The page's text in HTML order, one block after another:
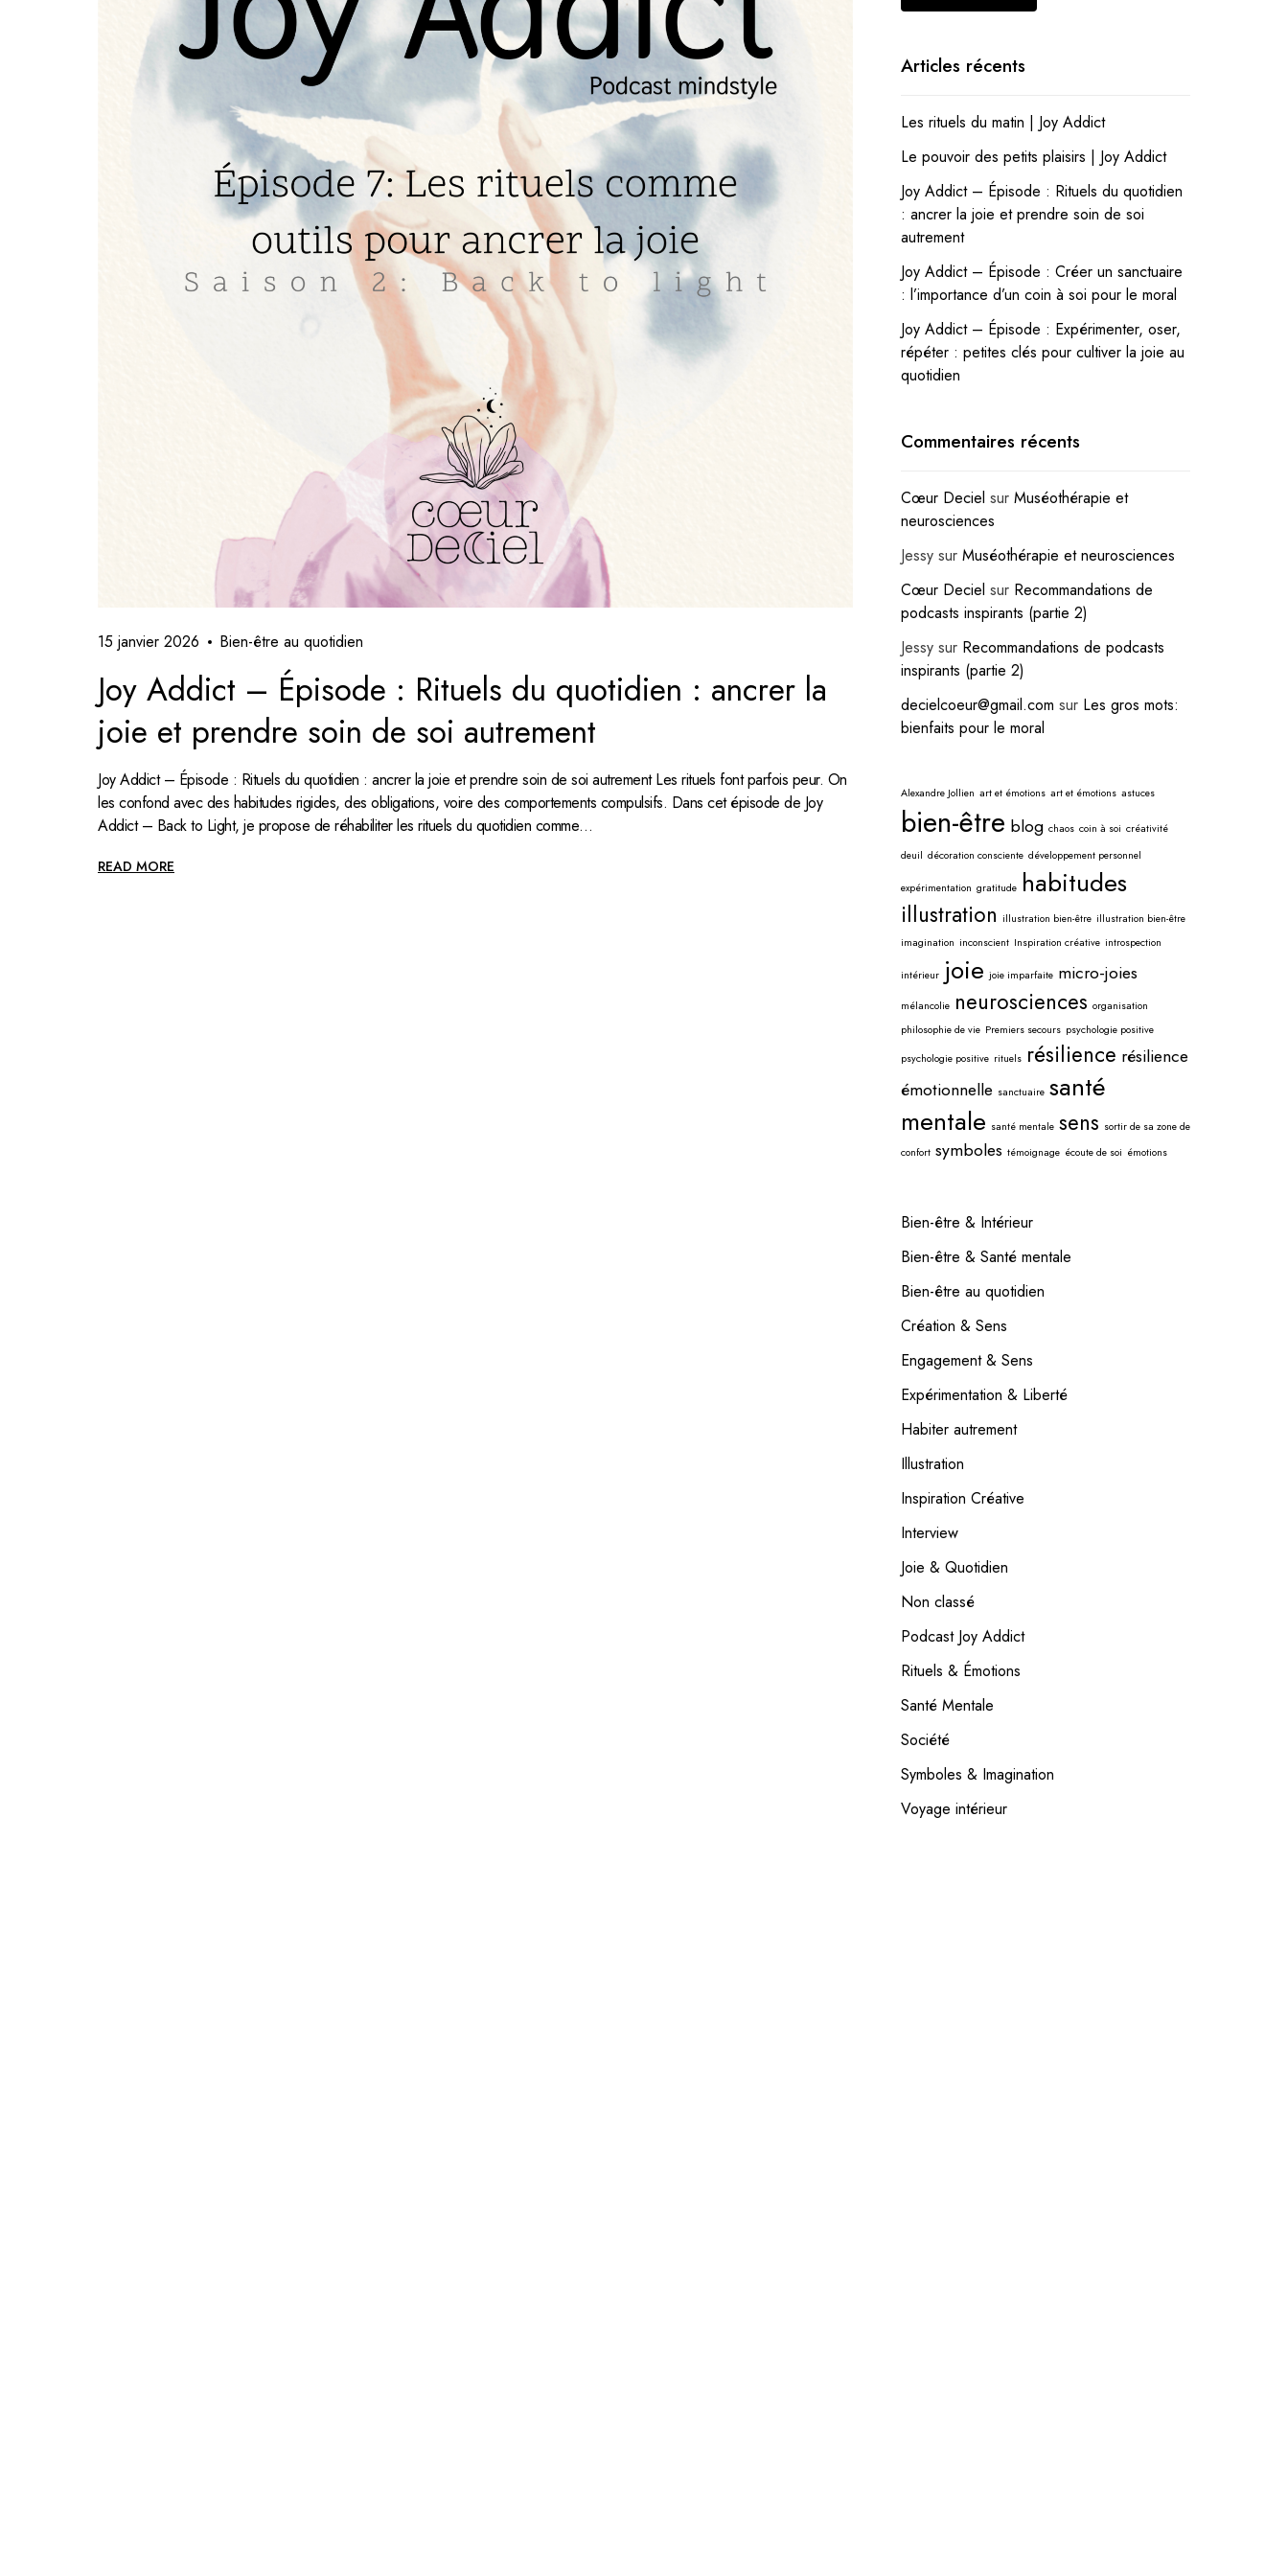
15 janvier 2026 Bien-être au quotidien
Joy Addict – Épisode : Rituels du quotidien : ancrer la
joie et prendre soin de soi autrement
Joy Addict – Épisode : Rituels du quotidien : ancrer la joie et prendre soin de soi autrement Les rituels font parfois peur. On
les confond avec des habitudes rigides, des obligations, voire des comportements compulsifs. Dans cet épisode de Joy
Addict – Back to Light, je propose de réhabiliter les rituels du quotidien comme…
READ MORE
Articles récents
Les rituels du matin | Joy Addict
Le pouvoir des petits plaisirs | Joy Addict
Joy Addict – Épisode : Rituels du quotidien
: ancrer la joie et prendre soin de soi
autrement
Joy Addict – Épisode : Créer un sanctuaire
: l’importance d’un coin à soi pour le moral
Joy Addict – Épisode : Expérimenter, oser,
répéter : petites clés pour cultiver la joie au
quotidien
Commentaires récents
Cœur Deciel sur Muséothérapie et
neurosciences
Jessy sur Muséothérapie et neurosciences
Cœur Deciel sur Recommandations de
podcasts inspirants (partie 2)
Jessy sur Recommandations de podcasts
inspirants (partie 2)
decielcoeur@gmail.com sur Les gros mots:
bienfaits pour le moral
Alexandre Jollien art et émotions art et émotions astuces
bien-être blog chaos coin à soi créativité
deuil décoration consciente développement personnel
expérimentation gratitude habitudes
illustration illustration bien-être illustration bien-être
imagination inconscient Inspiration créative introspection
intérieur joie joie imparfaite micro-joies
mélancolie neurosciences organisation
philosophie de vie Premiers secours psychologie positive
psychologie positive rituels résilience résilience
émotionnelle sanctuaire santé
mentale santé mentale sens sortir de sa zone de
confort symboles témoignage écoute de soi émotions
Bien-être & Intérieur
Bien-être & Santé mentale
Bien-être au quotidien
Création & Sens
Engagement & Sens
Expérimentation & Liberté
Habiter autrement
Illustration
Inspiration Créative
Interview
Joie & Quotidien
Non classé
Podcast Joy Addict
Rituels & Émotions
Santé Mentale
Société
Symboles & Imagination
Voyage intérieur